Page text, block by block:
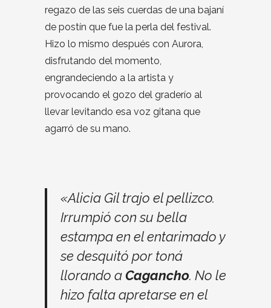
regazo de las seis cuerdas de una bajaní
de postín que fue la perla del festival.
Hizo lo mismo después con Aurora,
disfrutando del momento,
engrandeciendo a la artista y
provocando el gozo del graderío al
llevar levitando esa voz gitana que
agarró de su mano.
«Alicia Gil trajo el pellizco.
Irrumpió con su bella
estampa en el entarimado y
se desquitó por toná
llorando aCagancho. No le
hizo falta apretarse en el